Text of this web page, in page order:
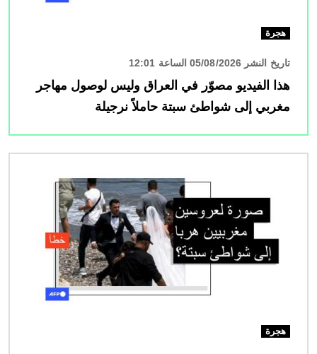
هجرة
تاريخ النشر 05/08/2026 الساعة 12:01
هذا الفيديو مصوّر في العراق وليس لوصول مهاجر
مغربي إلى شواطئ سبتة حاملاً نرجيلة
هجرة